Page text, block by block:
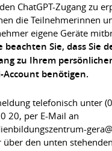
ChatGPT-Zugang zu
die Teilnehmerinnen
eigene Geräte
beachten Sie, dass Sie
zu Ihrem
Account benötigen.
telefonisch unter
20, per E-Mail an
über den unten